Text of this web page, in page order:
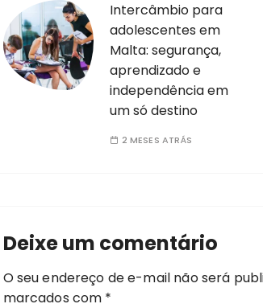
Intercâmbio para
adolescentes em
Malta: segurança,
aprendizado e
independência em
um só destino
2 MESES ATRÁS
Deixe um comentário
O seu endereço de e-mail não será
marcados com *